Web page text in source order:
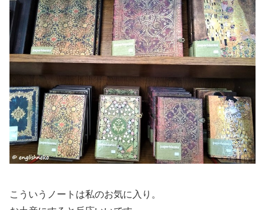
こういうノートは私のお気に入り。